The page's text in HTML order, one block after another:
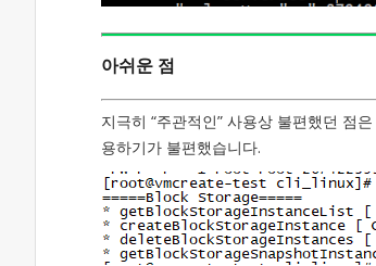
아쉬운 점
지극히 “주관적인” 사용상 불편했던 점
용하기가 불편했습니다.